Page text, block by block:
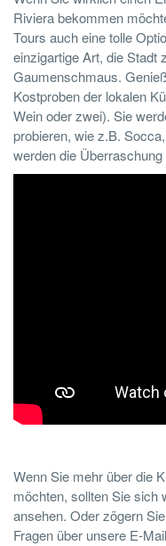
Riviera bekommen
Tours auch eine tolle
einzigartige Art, die Stadt
Gaumenschmaus.
Kostproben der lokalen
Wein oder zwei). Sie
probieren, wie z.B.
werden die
Wenn Sie mehr über die
möchten, sollten Sie sich
ansehen. Oder zögern
Fragen über unsere E-